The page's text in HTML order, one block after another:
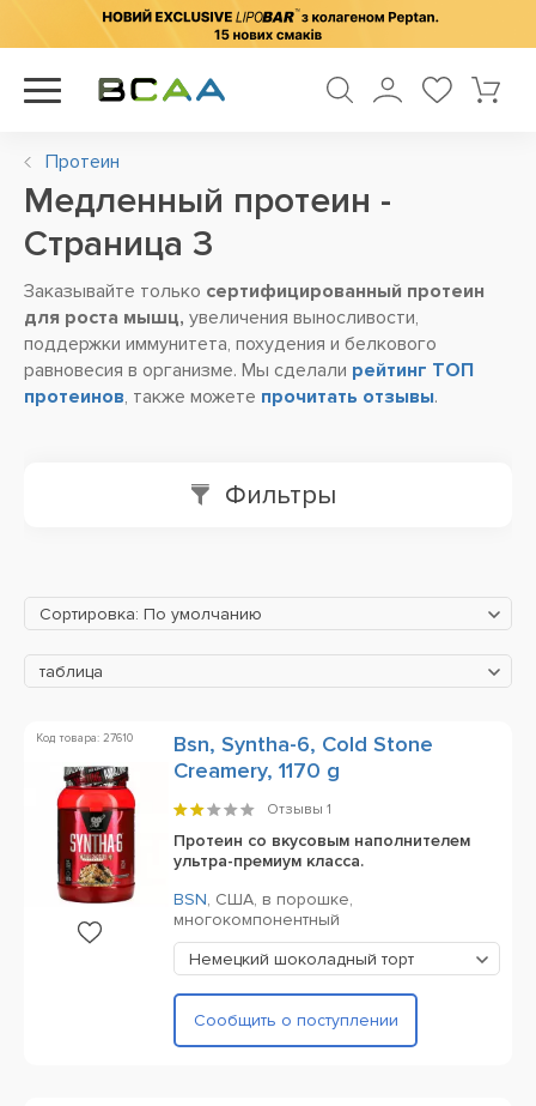
Протеин
Медленный протеин -
Cтраница 3
Заказывайте только сертифицированный протеин
для роста мышц, увеличения выносливости,
поддержки иммунитета, похудения и белкового
равновесия в организме. Мы сделали рейтинг ТОП
протеинов, также можете прочитать отзывы.
Фильтры
Сортировка: По умолчанию
таблица
Код товара: 27610
Bsn, Syntha-6, Cold Stone
Creamery, 1170 g
Отзывы 1
Протеин со вкусовым наполнителем
ультра-премиум класса.
BSN, США, в порошке,
многокомпонентный
Немецкий шоколадный торт
Сообщить о поступлении